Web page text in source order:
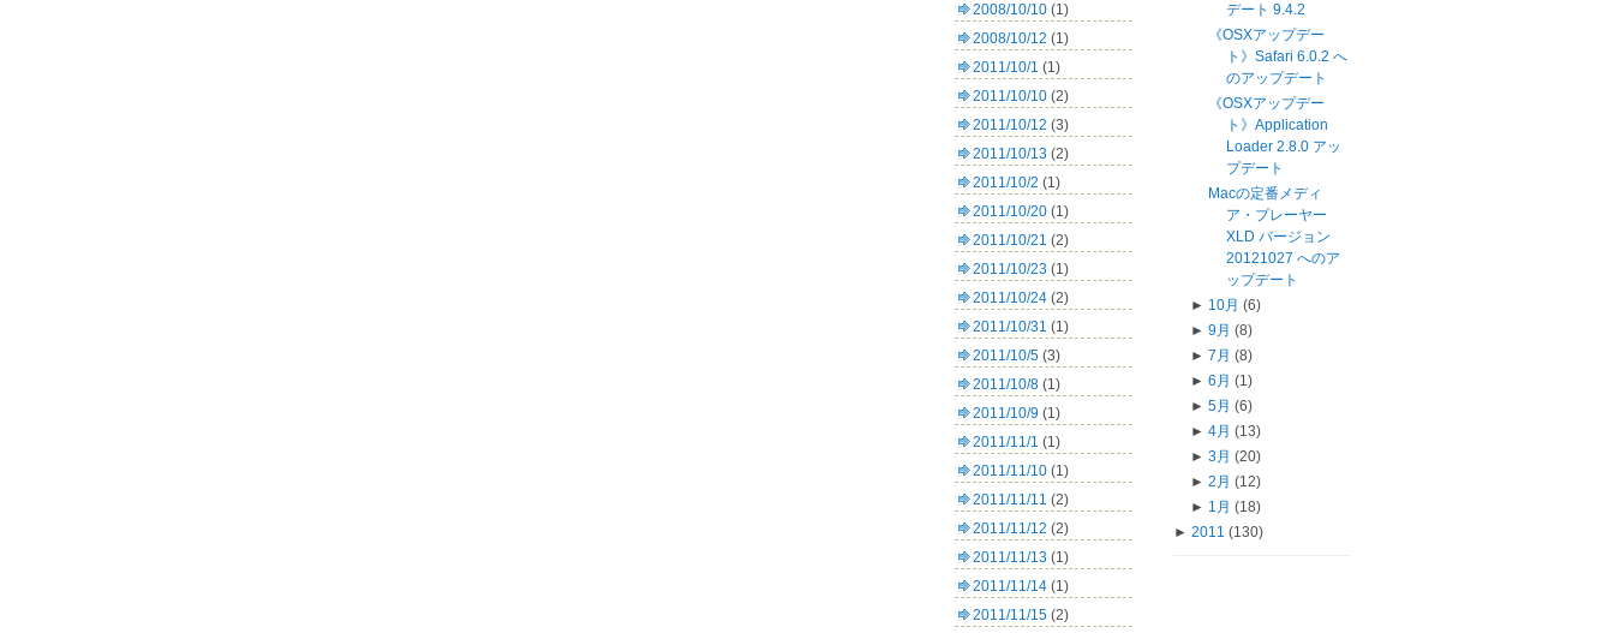
2008/10/10 (1)
2008/10/12 (1)
2011/10/1 (1)
2011/10/10 (2)
2011/10/12 (3)
2011/10/13 (2)
2011/10/2 (1)
2011/10/20 (1)
2011/10/21 (2)
2011/10/23 (1)
2011/10/24 (2)
2011/10/31 (1)
2011/10/5 (3)
2011/10/8 (1)
2011/10/9 (1)
2011/11/1 (1)
2011/11/10 (1)
2011/11/11 (2)
2011/11/12 (2)
2011/11/13 (1)
2011/11/14 (1)
2011/11/15 (2)
デート 9.4.2
《OSXアップデー
ト》Safari 6.0.2 へ
のアップデート
《OSXアップデー
ト》Application
Loader 2.8.0 アッ
プデート
Macの定番メディ
ア・プレーヤー
XLD バージョン
20121027 へのア
ップデート
► 10月 (6)
► 9月 (8)
► 7月 (8)
► 6月 (1)
► 5月 (6)
► 4月 (13)
► 3月 (20)
► 2月 (12)
► 1月 (18)
► 2011 (130)